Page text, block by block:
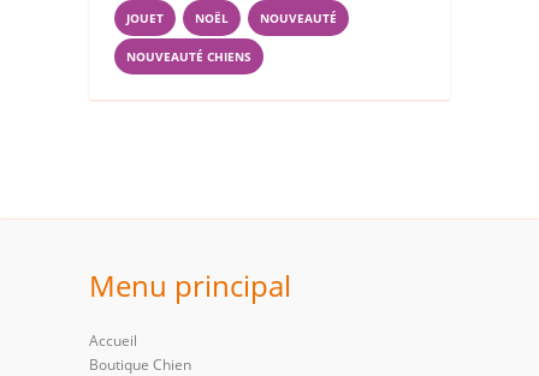
JOUET NOËL NOUVEAUTÉ
NOUVEAUTÉ CHIENS
Menu principal
Accueil
Boutique Chien